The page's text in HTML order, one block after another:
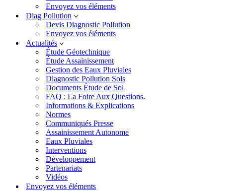
Envoyez vos éléments
Diag Pollution
Devis Diagnostic Pollution
Envoyez vos éléments
Actualités
Étude Géotechnique
Étude Assainissement
Gestion des Eaux Pluviales
Diagnostic Pollution Sols
Documents Étude de Sol
FAQ : La Foire Aux Questions.
Informations & Explications
Normes
Communiqués Presse
Assainissement Autonome
Eaux Pluviales
Interventions
Développement
Partenariats
Vidéos
Envoyez vos éléments